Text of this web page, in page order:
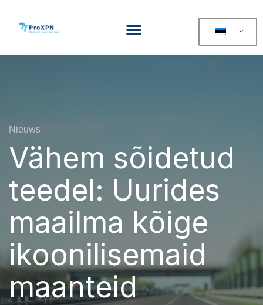
Nieuws
Vähem sõidetud
teedel: Uurides
maailma kõige
ikoonilisemaid
maanteid